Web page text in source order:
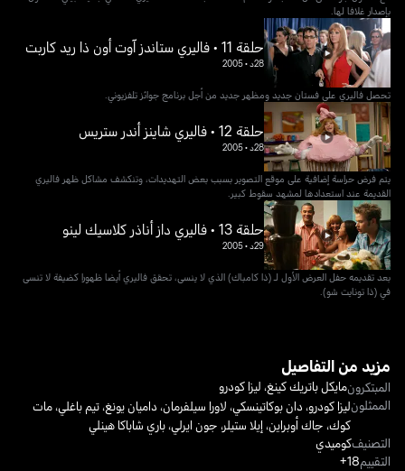
بإصدار غلافا لها.
حلقة 11 • فاليري ستاندز آوت أون ذا ريد كاربت
28د •
2005
تحصل فاليري على فستان جديد ومظهر جديد من أجل برنامج جوائز تلفزيوني.
حلقة 12 • فاليري شاينز أندر ستريس
28د •
2005
يتم فرض حراسة إضافية على موقع التصوير بسبب بعض التهديدات، وتنكشف مشاكل ظهر فاليري
القديمة عند استعدادها لمشهد سقوط كبير.
حلقة 13 • فاليري داز أناذر كلاسيك لينو
29د •
2005
بعد تقديمه حفل العرض الأول لـ (ذا كامباك) الذي لا ينسى، تحقق فاليري أيضا ظهورا كضيفة لا تنسى
في (ذا تونايت شو).
مزيد من التفاصيل
المبتكرونمايكل باتريك كينغ، ليزا كودرو
الممثلونليزا كودرو، دان بوكاتينسكي، لاورا سيلفرمان، داميان يونغ،تيم باغلي،مات
كوك، جاك أوبراين، إيلا ستيلر، جون ايرلي،باري شاباكا هينلي
التصنيفكوميدي
التقييم18+